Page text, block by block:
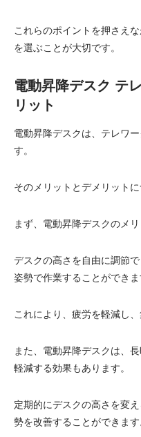
これらのポイントを押さえ
を選ぶことが大切です。
電動昇降デスク テ
リット
電動昇降デスクは、テレワ
す。
そのメリットとデメリット
まず、電動昇降デスクのメ
デスクの高さを自由に調節
姿勢で作業することができま
これにより、疲労を軽減し
また、電動昇降デスクは、
軽減する効果もあります。
定期的にデスクの高さを変
勢を改善することができます